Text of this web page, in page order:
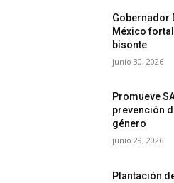
Gobernador
México
bisonte
junio 30, 2026
Promueve
prevención
género
junio 29, 2026
Plantación